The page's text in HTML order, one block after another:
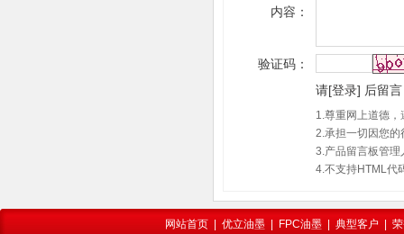
内容：
验证码：
请[登录] 后留
1.尊重网上道德
2.承担一切因您
3.产品留言板管
4.不支持HTML代
网站首页 优立油墨 FPC油墨 典型客户